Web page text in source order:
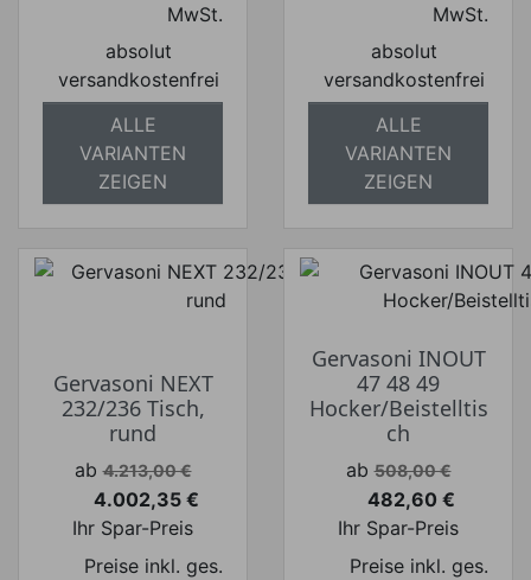
MwSt.
absolut
versandkostenfrei
ALLE
VARIANTEN
ZEIGEN
MwSt.
absolut
versandkostenfrei
ALLE
VARIANTEN
ZEIGEN
Gervasoni NEXT
232/236 Tisch,
rund
Verkaufspreis
ab 4.213,00 €
Preis
4.002,35 €
Ihr Spar-Preis
Preise inkl. ges.
Gervasoni INOUT
47 48 49
Hocker/Beistelltis
ch
Verkaufspreis
ab 508,00 €
Preis
482,60 €
Ihr Spar-Preis
Preise inkl. ges.